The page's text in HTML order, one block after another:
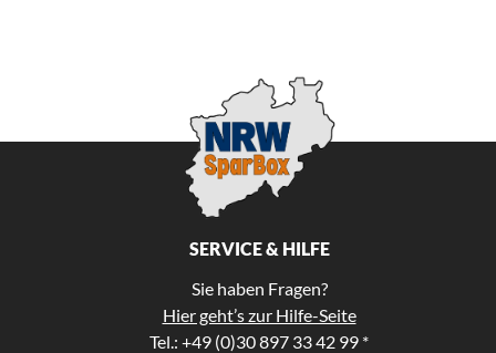
SERVICE & HILFE
Sie haben Fragen?
Hier geht’s zur Hilfe-Seite
Tel.: +49 (0)30 897 33 42 99 *